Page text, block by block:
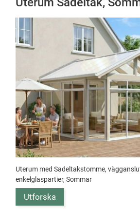
Uterum med Sadeltakstomme,
enkelglaspartier, Sommar
Utforska